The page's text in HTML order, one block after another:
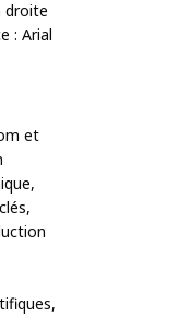
droite
: Arial
et